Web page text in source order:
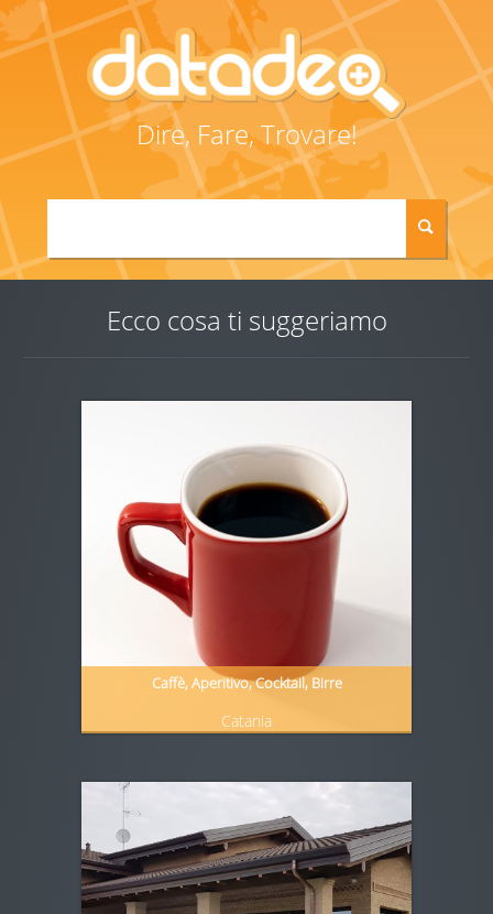
Dire, Fare, Trovare!
Ecco cosa ti suggeriamo
Caffè, Aperitivo, Cocktail, Birre
Catania